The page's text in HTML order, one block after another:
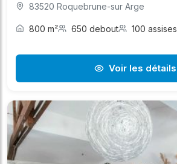
83520 Roquebrune-sur Arge
800 m² 650 debout 100 assises
Voir les détails